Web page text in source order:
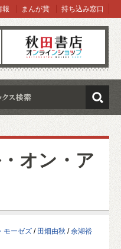
オンラインショップ
報 まんが賞 持ち込み窓口
検索
オン・ア
モーゼズ / 田畑由秋 /余湖裕